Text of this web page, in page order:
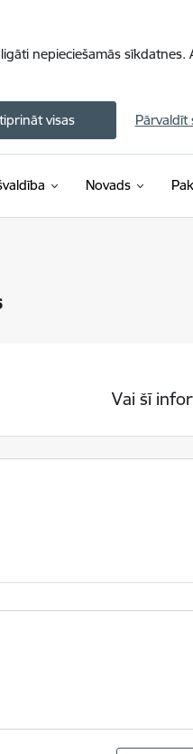
nepieciešamās
visas Pārvaldīt
Novads
Vai šī